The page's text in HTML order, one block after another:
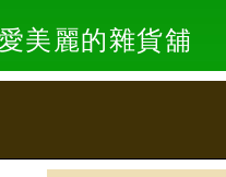
美麗的雜貨舖